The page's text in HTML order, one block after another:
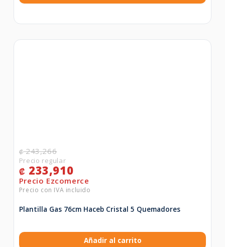
₡243,266
₡ 233,910
Plantilla Gas 76cm Haceb Cristal 5 Quemadores
Añadir al carrito